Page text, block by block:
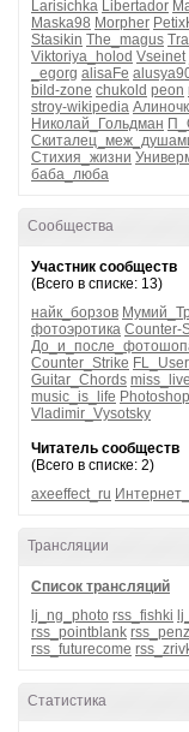
Larisichka Libertador
Maska98 Morpher
Stasikin The_magus
Viktoriya_holod Vseinet
_egorg alisaFe
bild-zone chukold peon
stroy-wikipedia
Николай_Гольдман
Стихия_жизни
баба_люба
Сообщества
Участник сообществ
(Всего в списке: 13)
найк_борзов
фотоэротика Counter-
Counter_Strike
Guitar_Chords
music_is_life
Vladimir_Vysotsky
Читатель сообществ
(Всего в списке: 2)
axeeffect_ru
Трансляции
Список трансляций
lj_ng_photo rss_fishki
rss_pointblank
rss_futurecome
Статистика